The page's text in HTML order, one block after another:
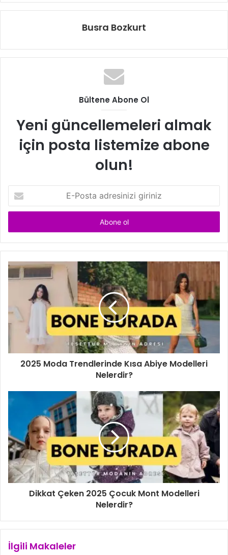
Busra Bozkurt
Bültene Abone Ol
Yeni güncellemeleri almak
için posta listemize abone
olun!
P
s
t
a
d
i
z
2025 Moda Trendlerinde Kısa Abiye Modelleri
Nelerdir?
Dikkat Çeken 2025 Çocuk Mont Modelleri
Nelerdir?
İlgili Makaleler